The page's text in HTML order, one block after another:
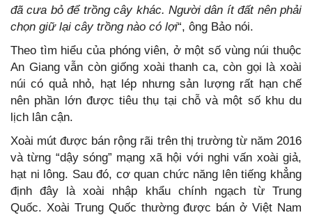
đã cưa bỏ để trồng cây khác. Người dân ít đất nên phải
chọn giữ lại cây trồng nào có lợi“, ông Bảo nói.
Theo tìm hiểu của phóng viên, ở một số vùng núi thuộc
An Giang vẫn còn giống xoài thanh ca, còn gọi là xoài
núi có quả nhỏ, hạt lép nhưng sản lượng rất hạn chế
nên phần lớn được tiêu thụ tại chỗ và một số khu du
lịch lân cận.
Xoài mút được bán rộng rãi trên thị trường từ năm 2016
và từng “dậy sóng” mạng xã hội với nghi vấn xoài giả,
hạt ni lông. Sau đó, cơ quan chức năng lên tiếng khẳng
định đây là xoài nhập khẩu chính ngạch từ Trung
Quốc. Xoài Trung Quốc thường được bán ở Việt Nam